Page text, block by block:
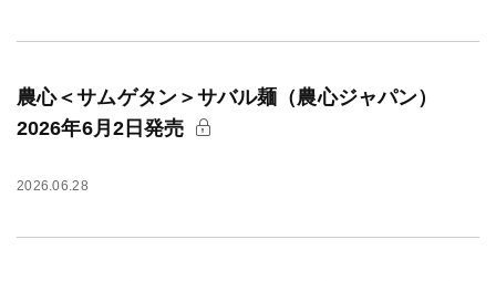
農心＜サムゲタン＞サバル麺（農心ジャパン）
2026年6月2日発売
2026.06.28